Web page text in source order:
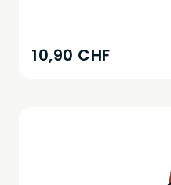
10,90 CHF